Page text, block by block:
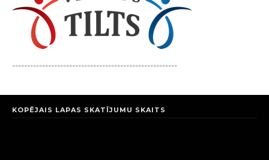
-------------------------------------------------------
KOPĒJAIS LAPAS SKATĪJUMU SKAITS